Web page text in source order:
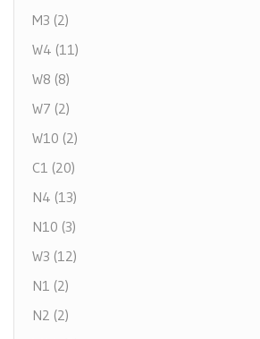
M3 (2)
W4 (11)
W8 (8)
W7 (2)
W10 (2)
C1 (20)
N4 (13)
N10 (3)
W3 (12)
N1 (2)
N2 (2)